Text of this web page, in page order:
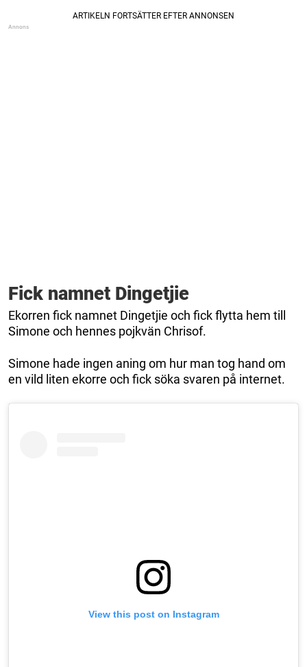
Fick namnet Dingetjie
Ekorren fick namnet Dingetjie och fick flytta hem till
Simone och hennes pojkvän Chrisof.
Simone hade ingen aning om hur man tog hand om
en vild liten ekorre och fick söka svaren på internet.
View this post on Instagram